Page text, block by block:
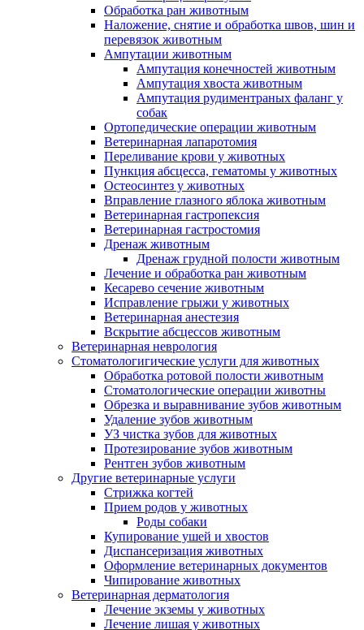
Обработка ран животным
Наложение, снятие и обработка швов, шин и
перевязок животным
Ампутации животным
Ампутация конечностей животным
Ампутация хвоста животным
Ампутация рудиментраных фаланг у
собак
Ортопедические операции животным
Ветеринарная лапаротомия
Переливание крови у животных
Пункция абсцесса, гематомы у животных
Остеосинтез у животных
Вправление глазного яблока животным
Ветеринарная гастропексия
Ветеринарная гастростомия
Дренаж животным
Дренаж грудной полости животным
Лечение и обработка ран животным
Кесарево сечение животным
Исправление грыжи у животных
Ветеринарная анестезия
Вскрытие абсцессов животным
Ветеринарная неврология
Стоматологигические услуги для животных
Обработка ротовой полости животным
Стоматологические операции животны
Обрезка и выравнивание зубов животным
Удаление зубов животным
УЗ чистка зубов для животных
Протезирование зубов животным
Рентген зубов животным
Другие ветеринарные услуги
Стрижка когтей
Прием родов у животных
Роды собаки
Купирование ушей и хвостов
Диспансеризация животных
Оформление ветеринарных документов
Чипирование животных
Ветеринарная дерматология
Лечение экземы у животных
Лечение лишая у животных